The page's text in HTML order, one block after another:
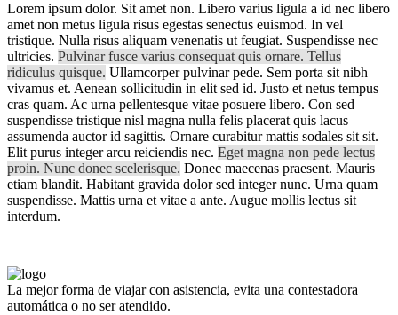
Lorem ipsum dolor. Sit amet non. Libero varius ligula a id nec libero
amet non metus ligula risus egestas senectus euismod. In vel
tristique. Nulla risus aliquam venenatis ut feugiat. Suspendisse nec
ultricies. Pulvinar fusce varius consequat quis ornare. Tellus
ridiculus quisque. Ullamcorper pulvinar pede. Sem porta sit nibh
vivamus et. Aenean sollicitudin in elit sed id. Justo et netus tempus
cras quam. Ac urna pellentesque vitae posuere libero. Con sed
suspendisse tristique nisl magna nulla felis placerat quis lacus
assumenda auctor id sagittis. Ornare curabitur mattis sodales sit sit.
Elit purus integer arcu reiciendis nec. Eget magna non pede lectus
proin. Nunc donec scelerisque. Donec maecenas praesent. Mauris
etiam blandit. Habitant gravida dolor sed integer nunc. Urna quam
suspendisse. Mattis urna et vitae a ante. Augue mollis lectus sit
interdum.
La mejor forma de viajar con asistencia, evita una contestadora
automática o no ser atendido.